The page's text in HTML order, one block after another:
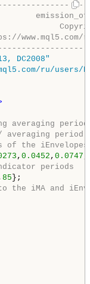
www.mql5.com/
DC2008"
ru/users/
averaging period
the
, 0.0452 , 0.0747
periods
85
iMA and